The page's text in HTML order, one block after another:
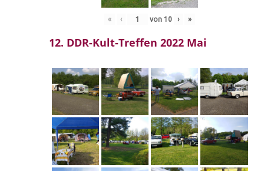
« ‹ von 10 › »
12. DDR-Kult-Treffen 2022 Mai